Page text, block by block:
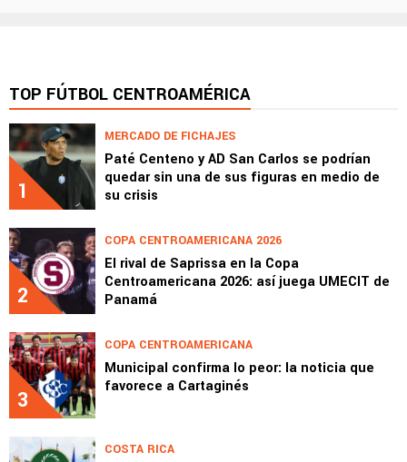
TOP FÚTBOL CENTROAMÉRICA
1
MERCADO DE FICHAJES
Paté Centeno y AD San Carlos se podrían
quedar sin una de sus figuras en medio de
su crisis
2
COPA CENTROAMERICANA 2026
El rival de Saprissa en la Copa
Centroamericana 2026: así juega UMECIT de
Panamá
3
COPA CENTROAMERICANA
Municipal confirma lo peor: la noticia que
favorece a Cartaginés
COSTA RICA